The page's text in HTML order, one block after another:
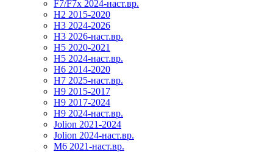
F7/F7x 2024-наст.вр.
H2 2015-2020
H3 2024-2026
H3 2026-наст.вр.
H5 2020-2021
H5 2024-наст.вр.
H6 2014-2020
H7 2025-наст.вр.
H9 2015-2017
H9 2017-2024
H9 2024-наст.вр.
Jolion 2021-2024
Jolion 2024-наст.вр.
М6 2021-наст.вр.